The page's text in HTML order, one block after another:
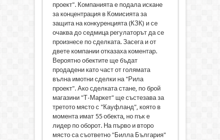
проект". Компанията е подала искане
за концентрация в Комисията за
защита на конкуренцията (КЗК) и се
очаква до седмица регулаторът да се
произнесе по сделката. Засега и от
двете компании отказаха коментар.
Вероятно обектите ще бъдат
продадени като част от голямата
вълна имотни сделки на "Рила
проект". Ако сделката стане, по брой
магазини "Т-Маркет" ще състезава за
третото място с "Кауфланд", която в
момента имат 55 обекта, но пък е
лидер по оборот. На първо и второ
място са съответно "Билла България"